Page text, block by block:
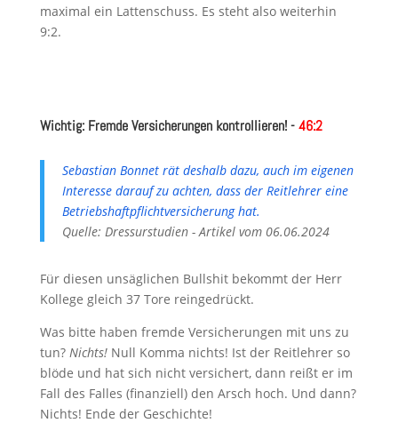
maximal ein Lattenschuss. Es steht also weiterhin
9:2.
Wichtig: Fremde Versicherungen kontrollieren! -46:2
Sebastian Bonnet rät deshalb dazu, auch im eigenen
Interesse darauf zu achten, dass der Reitlehrer eine
Betriebshaftpflichtversicherung hat.
Quelle: Dressurstudien - Artikel vom 06.06.2024
Für diesen unsäglichen Bullshit bekommt der Herr
Kollege gleich 37 Tore reingedrückt.
Was bitte haben fremde Versicherungen mit uns zu
tun? Nichts!Null Komma nichts! Ist der Reitlehrer so
blöde und hat sich nicht versichert, dann reißt er im
Fall des Falles (finanziell) den Arsch hoch. Und dann?
Nichts! Ende der Geschichte!